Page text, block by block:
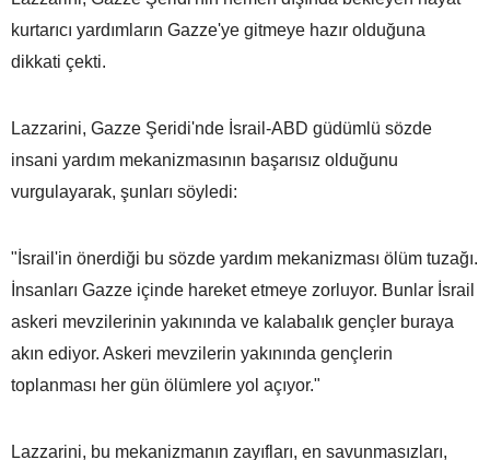
kurtarıcı yardımların Gazze'ye gitmeye hazır olduğuna
dikkati çekti.
Lazzarini, Gazze Şeridi'nde İsrail-ABD güdümlü sözde
insani yardım mekanizmasının başarısız olduğunu
vurgulayarak, şunları söyledi:
"İsrail'in önerdiği bu sözde yardım mekanizması ölüm tuzağı.
İnsanları Gazze içinde hareket etmeye zorluyor. Bunlar İsrail
askeri mevzilerinin yakınında ve kalabalık gençler buraya
akın ediyor. Askeri mevzilerin yakınında gençlerin
toplanması her gün ölümlere yol açıyor."
Lazzarini, bu mekanizmanın zayıfları, en savunmasızları,